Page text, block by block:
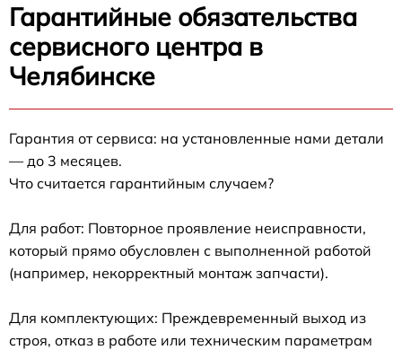
Гарантийные обязательства
сервисного центра в
Челябинске
Гарантия от сервиса: на установленные нами детали
— до 3 месяцев.
Что считается гарантийным случаем?
Для работ: Повторное проявление неисправности,
который прямо обусловлен с выполненной работой
(например, некорректный монтаж запчасти).
Для комплектующих: Преждевременный выход из
строя, отказ в работе или техническим параметрам